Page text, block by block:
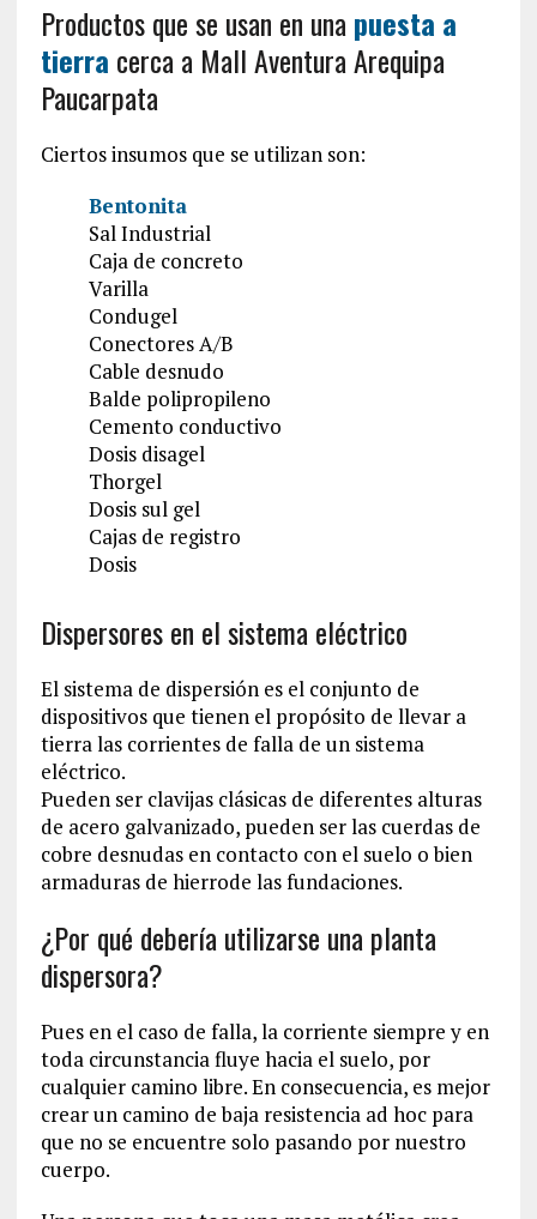
Productos que se usan en unapuesta a
tierra cerca a Mall Aventura Arequipa
Paucarpata
Ciertos insumos que se utilizan son:
Bentonita
Sal Industrial
Caja de concreto
Varilla
Condugel
Conectores A/B
Cable desnudo
Balde polipropileno
Cemento conductivo
Dosis disagel
Thorgel
Dosis sul gel
Cajas de registro
Dosis
Dispersores en el sistema eléctrico
El sistema de dispersión es el conjunto de
dispositivos que tienen el propósito de llevar a
tierra las corrientes de falla de un sistema
eléctrico.
Pueden ser clavijas clásicas de diferentes alturas
de acero galvanizado, pueden ser las cuerdas de
cobre desnudas en contacto con el suelo o bien
armaduras de hierrode las fundaciones.
¿Por qué debería utilizarse una planta
dispersora?
Pues en el caso de falla, la corriente siempre y en
toda circunstancia fluye hacia el suelo, por
cualquier camino libre. En consecuencia, es mejor
crear un camino de baja resistencia ad hoc para
que no se encuentre solo pasando por nuestro
cuerpo.